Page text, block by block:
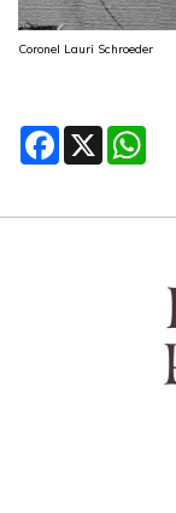
Coronel Lauri Schroeder
Facebook
X